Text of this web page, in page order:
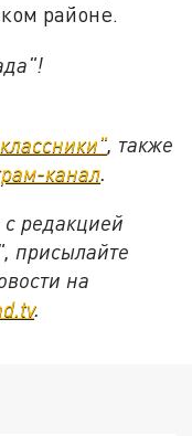
районе.
также
канал
редакцией
присылайте
на
.